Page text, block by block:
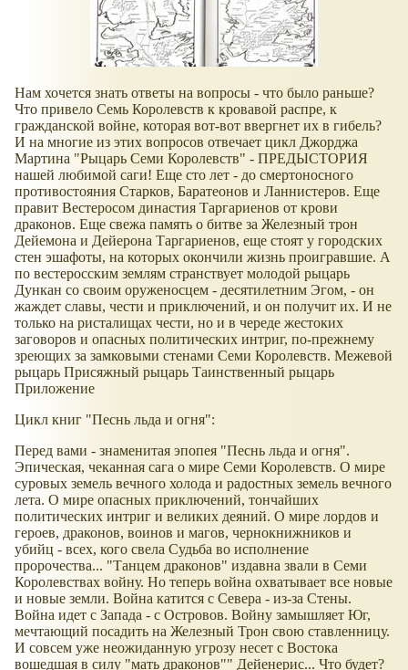
Нам хочется знать ответы на вопросы - что было раньше?
Что привело Семь Королевств к кровавой распре, к
гражданской войне, которая вот-вот ввергнет их в гибель?
И на многие из этих вопросов отвечает цикл Джорджа
Мартина "Рыцарь Семи Королевств" - ПРЕДЫСТОРИЯ
нашей любимой саги! Еще сто лет - до смертоносного
противостояния Старков, Баратеонов и Ланнистеров. Еще
правит Вестеросом династия Таргариенов от крови
драконов. Еще свежа память о битве за Железный трон
Дейемона и Дейерона Таргариенов, еще стоят у городских
стен эшафоты, на которых окончили жизнь проигравшие. А
по вестеросским землям странствует молодой рыцарь
Дункан со своим оруженосцем - десятилетним Эгом, - он
жаждет славы, чести и приключений, и он получит их. И не
только на ристалищах чести, но и в череде жестоких
заговоров и опасных политических интриг, по-прежнему
зреющих за замковыми стенами Семи Королевств. Межевой
рыцарь Присяжный рыцарь Таинственный рыцарь
Приложение
Цикл книг "Песнь льда и огня":
Перед вами - знаменитая эпопея "Песнь льда и огня".
Эпическая, чеканная сага о мире Семи Королевств. О мире
суровых земель вечного холода и радостных земель вечного
лета. О мире опасных приключений, тончайших
политических интриг и великих деяний. О мире лордов и
героев, драконов, воинов и магов, чернокнижников и
убийц - всех, кого свела Судьба во исполнение
пророчества... "Танцем драконов" издавна звали в Семи
Королевствах войну. Но теперь война охватывает все новые
и новые земли. Война катится с Севера - из-за Стены.
Война идет с Запада - с Островов. Войну замышляет Юг,
мечтающий посадить на Железный Трон свою ставленницу.
И совсем уже неожиданную угрозу несет с Востока
вошедшая в силу "мать драконов"" Дейенерис... Что будет?